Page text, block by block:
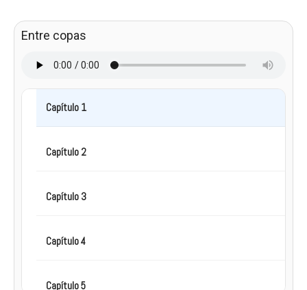
Entre copas
Capítulo 1
Capítulo 2
Capítulo 3
Capítulo 4
Capítulo 5